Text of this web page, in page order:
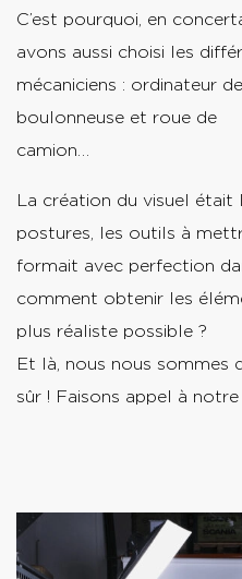
C’est pourquoi, en
avons aussi choisi les
mécaniciens : ordinateur
boulonneuse et roue de
La création du visuel était
postures, les outils à
formait avec perfection
comment obtenir les
plus réaliste possible ?
Et là, nous nous sommes
sûr ! Faisons appel à